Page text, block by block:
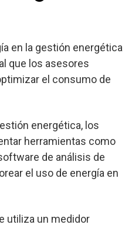
en la gestión energética
que los asesores
el consumo de
energética, los
herramientas como
de análisis de
el uso de energía en
utiliza un medidor